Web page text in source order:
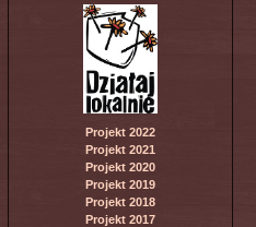
Projekt 2022
Projekt 2021
Projekt 2020
Projekt 2019
Projekt 2018
Projekt 2017